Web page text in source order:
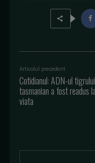
Articolul precedent
Cotidianul: ADN-ul tigrului
tasmanian a fost readus la
viata